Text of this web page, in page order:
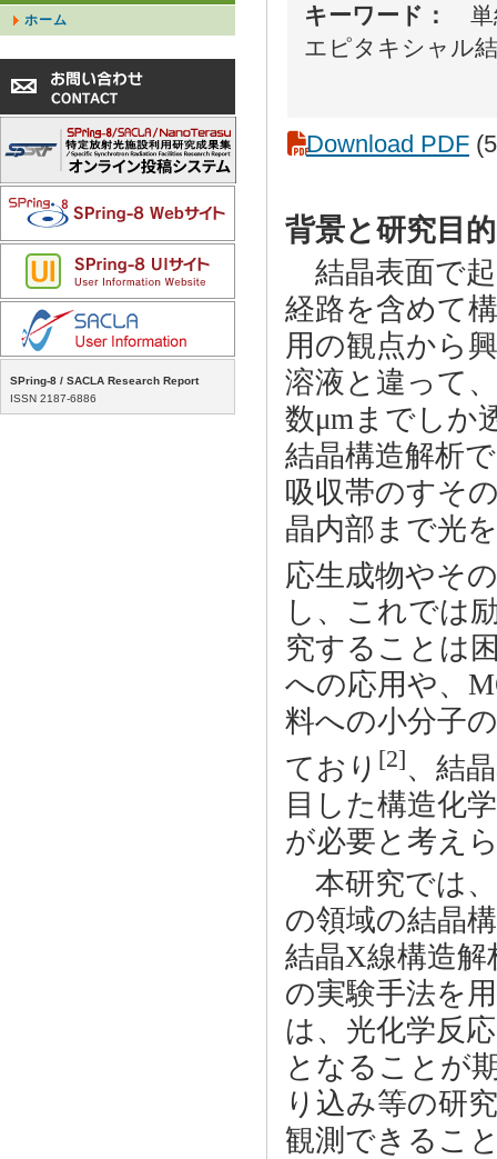
ホーム
SPring-8 / SACLA Research Report
ISSN 2187-6886
キーワード：
単
エピタキシャル
Download PDF
背景と研究目
結晶表面で
経路を含めて
用の観点から
溶液と違って
数μmまでしか
結晶構造解析
吸収帯のすそ
晶内部まで光
応生成物やそ
し、これでは
究することは
への応用や、
料への小分子
ており [2]、結
目した構造化
が必要と考え
本研究では、
の領域の結晶
結晶X線構造
の実験手法を
は、光化学反
となることが
り込み等の研
観測できるこ